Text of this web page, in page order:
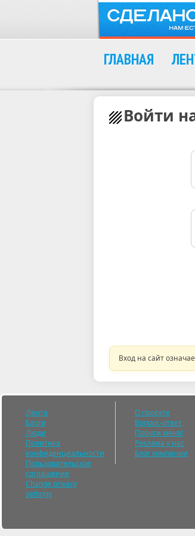
ГЛАВНАЯ
Войти
Вход на сайт
Лента
Блоги
Люди
Политика
конфиденциальности
Пользовательское
соглашение
Change privacy
settings
О проекте
Вопрос-ответ
Прочти меня!
Реклама у нас
Блог компании